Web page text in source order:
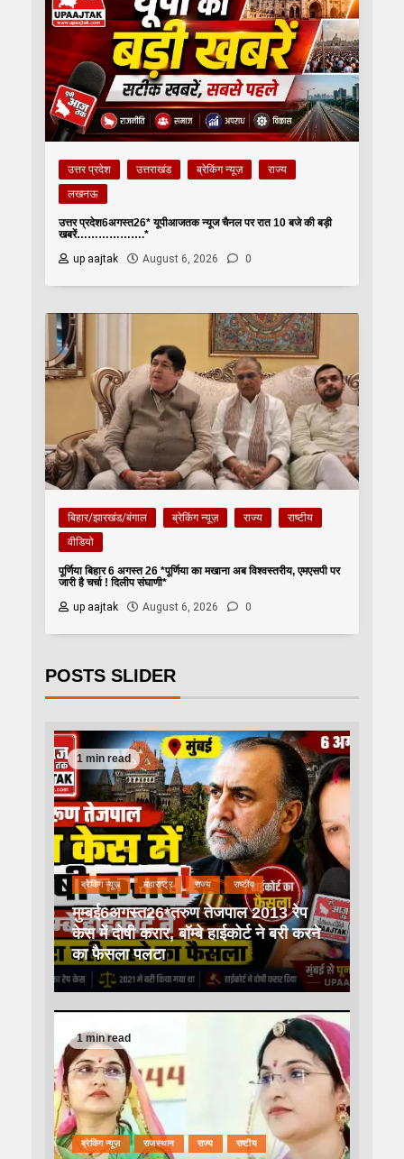
उत्तर प्रदेश उत्तराखंड ब्रेकिंग न्यूज़
राज्य
लखनऊ
उत्तर प्रदेश6अगस्त26* यूपीआजतक न्यूज चैनल पर रात 10 बजे की बड़ी
खबरें……………….*
up aajtak
August 6, 2026 0
बिहार/झारखंड/बंगाल ब्रेकिंग न्यूज़ राज्य
राष्टीय
वीडियो
पूर्णिया बिहार 6 अगस्त 26 *पूर्णिया का मखाना अब विश्वस्तरीय, एमएसपी पर
जारी है चर्चा ! दिलीप संघाणी*
up aajtak
August 6, 2026 0
POSTS SLIDER
1 min read
ब्रेकिंग न्यूज़ महाराष्ट्र राज्य राष्टीय
मुम्बई6अगस्त26*तरुण तेजपाल 2013 रेप
केस में दोषी करार, बॉम्बे हाईकोर्ट ने बरी करने
का फैसला पलटा
1 min read
ब्रेकिंग न्यूज़ राजस्थान राज्य राष्टीय